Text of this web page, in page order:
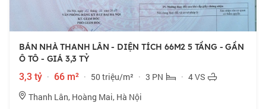
BÁN NHÀ THANH LÂN - DIỆN TÍCH 66M2 5 TẦNG - GẦN
Ô TÔ - GIÁ 3,3 TỶ
3,3 tỷ · 66 m² · 50 triệu/m² · 3 PN · 4 VS
Thanh Lân, Hoàng Mai, Hà Nội